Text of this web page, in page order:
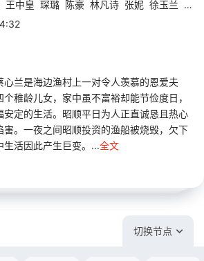
王中皇 琛璐 陈豪 林凡诗 张妮 徐玉兰 文忠
兰是海边渔村上一对令人羡慕的恩爱夫
稚龄儿女，家中虽不富裕却能节俭度日，
安定的生活。昭顺平日为人正直诚恳且热心
害。一夜之间昭顺投资的渔船被烧毁，欠下
生活因此产生巨变。...全文
切换节点